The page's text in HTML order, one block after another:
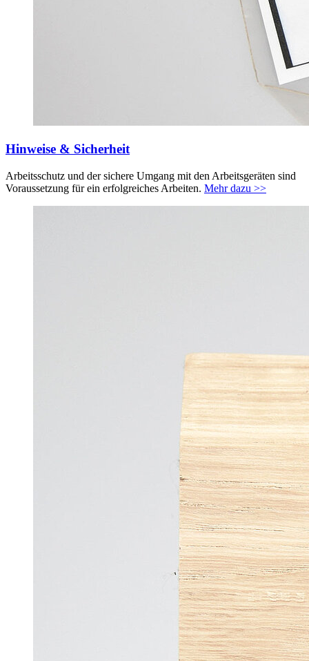
Hinweise & Sicherheit
Arbeitsschutz und der sichere Umgang mit den Arbeitsgeräten sind
Voraussetzung für ein erfolgreiches Arbeiten. Mehr dazu >>